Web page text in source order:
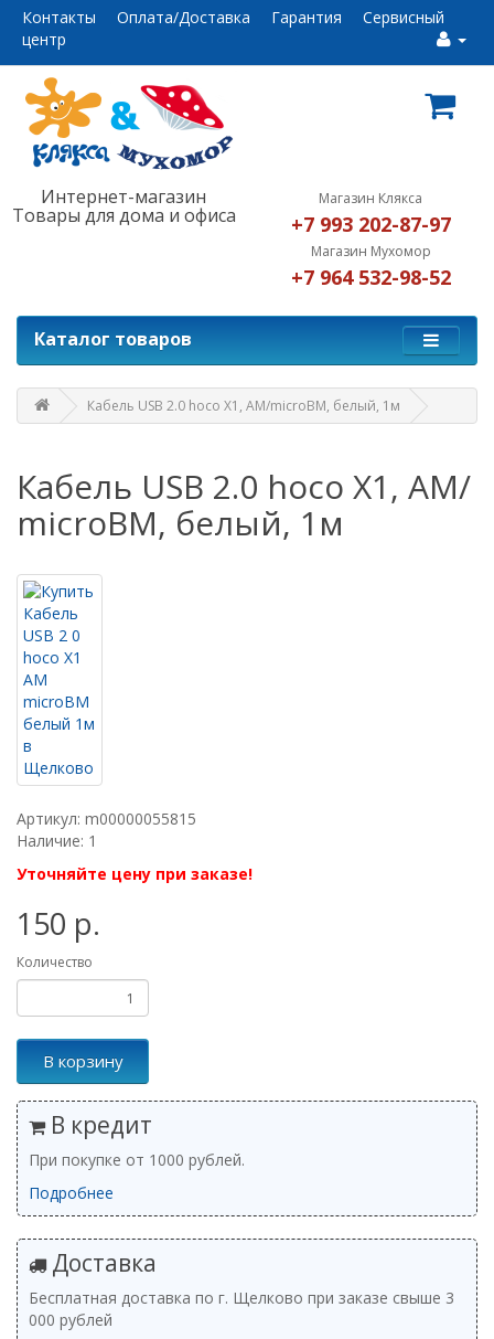
Контакты Оплата/Доставка Гарантия
Сервисный
центр
Интернет-магазин
Товары для дома и офиса
Магазин Клякса
+7 993 202-87-97
Магазин Мухомор
+7 964 532-98-52
Каталог товаров
Кабель USB 2.0 hoco X1, AM/microBM, белый, 1м
Кабель USB 2.0 hoco X1, AM/
microBM, белый, 1м
Артикул: m00000055815
Наличие: 1
Уточняйте цену при заказе!
150 р.
Количество
В корзину
В кредит
При покупке от 1000 рублей.
Подробнее
Доставка
Бесплатная доставка по г. Щелково при заказе свыше 3
000 рублей